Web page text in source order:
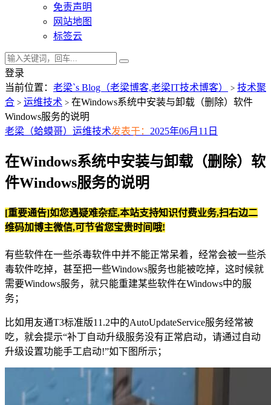
免责声明
网站地图
标签云
登录
当前位置： 老梁`s Blog（老梁博客,老梁IT技术博客） > 技术聚
合 > 运维技术 > 在Windows系统中安装与卸载（删除）软件
Windows服务的说明
老梁（蛤蟆哥） 运维技术发表于： 2025年06月11日
在Windows系统中安装与卸载（删除）软
件Windows服务的说明
[重要通告]如您遇疑难杂症,本站支持知识付费业务,扫右边二
维码加博主微信,可节省您宝贵时间哦!
有些软件在一些杀毒软件中并不能正常呆着，经常会被一些杀
毒软件吃掉，甚至把一些Windows服务也能被吃掉，这时候就
需要Windows服务，就只能重建某些软件在Windows中的服
务；
比如用友通T3标准版11.2中的AutoUpdateService服务经常被
吃，就会提示“补丁自动升级服务没有正常启动，请通过自动
升级设置功能手工启动!”如下图所示；